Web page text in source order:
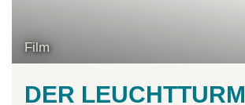
Film
DER LEUCHTTURM